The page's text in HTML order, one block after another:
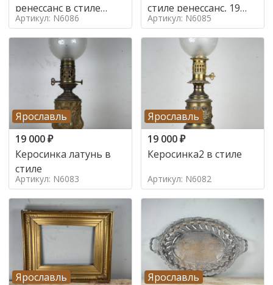
ренессанс в стиле
ренессанс,
Артикул: N6086
стиле ренессанс, 19
век
Артикул: N6085
Ярославль
19 000₽
Керосинка латунь в
стиле
Артикул: N6083
Ярославль
19 000₽
Керосинка2 в стиле
Артикул: N6082
Ярославль
Ярославль